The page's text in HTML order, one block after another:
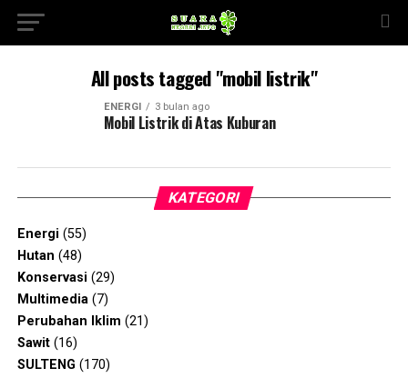
All posts tagged "mobil listrik"
ENERGI 3 bulan ago
Mobil Listrik di Atas Kuburan
KATEGORI
Energi (55)
Hutan (48)
Konservasi (29)
Multimedia(7)
Perubahan Iklim (21)
Sawit(16)
SULTENG (170)